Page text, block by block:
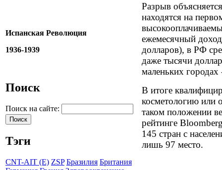
Испанская Революция
1936-1939
Поиск
Поиск на сайте:
Тэги
CNT-AIT (E) ZSP Бразилия Британия
Разрыв
находятся на
ежемесячный
долларов), в РФ
даже тысячи
маленьких
В итоге
косметологию или
таком положении
рейтинге
145 стран с
лишь 97 место.